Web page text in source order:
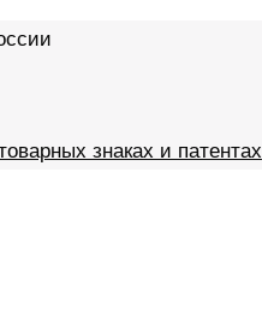
знаках и патентах